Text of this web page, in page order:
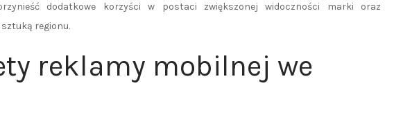
dodatkowe korzyści w postaci zwiększonej widoczności marki oraz
regionu.
reklamy mobilnej we